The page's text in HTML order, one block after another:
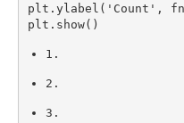
plt . ylabel ( 'Count' ,
plt . show( )
1.
2.
3.